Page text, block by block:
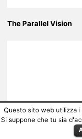
The Parallel Vision
Questo sito web utilizza
Si suppone che tu sia